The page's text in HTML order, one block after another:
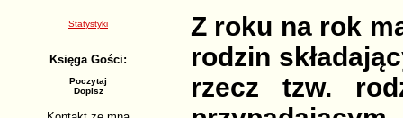
Statystyki
Księga Gości:
Poczytaj
Dopisz
Z roku na rok
rodzin
rzecz tzw.